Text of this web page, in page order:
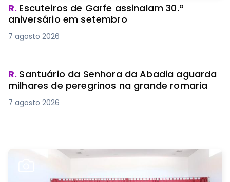
R. Escuteiros de Garfe assinalam 30.º
aniversário em setembro
7 agosto 2026
R. Santuário da Senhora da Abadia aguarda
milhares de peregrinos na grande romaria
7 agosto 2026